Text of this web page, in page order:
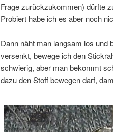
Frage zurückzukommen) dürfte
Probiert habe ich es aber noch
Dann näht man langsam los und
versenkt, bewege ich den
schwierig, aber man bekommt
dazu den Stoff bewegen darf,